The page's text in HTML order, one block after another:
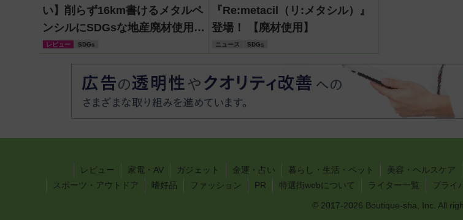
い】削らず16km書けるメタルペ
ンシルにSDGsな地産廃材使用の
新作。 違いは他にも！
レビュー SDGs
『Re:metacil（リ:メタシル）』
登場！ 【廃材使用】
ニュース SDGs
レビュー 家電・AV ガジェット 金運・占い 暮らし・生活・ペット 美容・ヘルスケア
スポーツ・アウトドア
嗜好品 ファッション PR 特選街webについて ライター一覧 プライ
© 2017-2026 Boutique-sha, Inc. All